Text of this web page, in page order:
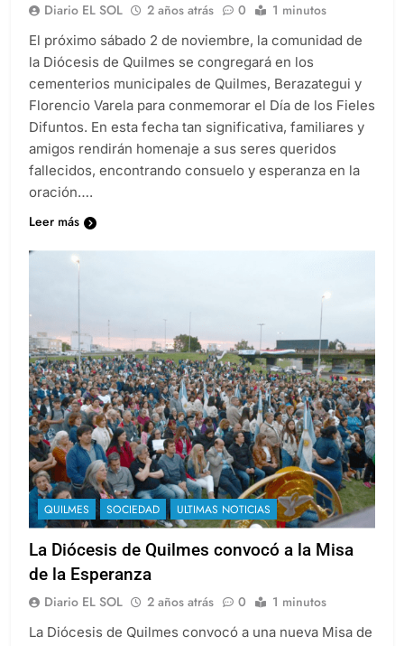
Diario EL SOL 2 años atrás 0 1 minutos
El próximo sábado 2 de noviembre, la comunidad de
la Diócesis de Quilmes se congregará en los
cementerios municipales de Quilmes, Berazategui y
Florencio Varela para conmemorar el Día de los Fieles
Difuntos. En esta fecha tan significativa, familiares y
amigos rendirán homenaje a sus seres queridos
fallecidos, encontrando consuelo y esperanza en la
oración….
Leer más
QUILMES SOCIEDAD ULTIMAS NOTICIAS
La Diócesis de Quilmes convocó a la Misa
de la Esperanza
Diario EL SOL 2 años atrás 0 1 minutos
La Diócesis de Quilmes convocó a una nueva Misa de